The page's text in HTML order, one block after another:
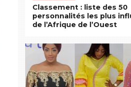
Classement : liste des 50
personnalités les plus
de l’Afrique de l’Ouest